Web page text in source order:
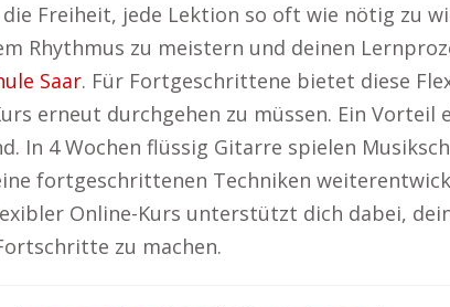
Freiheit, jede Lektion so oft wie nötig zu
Rhythmus zu meistern und deinen
Saar. Für Fortgeschrittene bietet diese
erneut durchgehen zu müssen. Ein Vorteil
In 4 Wochen flüssig Gitarre spielen
fortgeschrittenen Techniken
Online-Kurs unterstützt dich dabei,
zu machen.